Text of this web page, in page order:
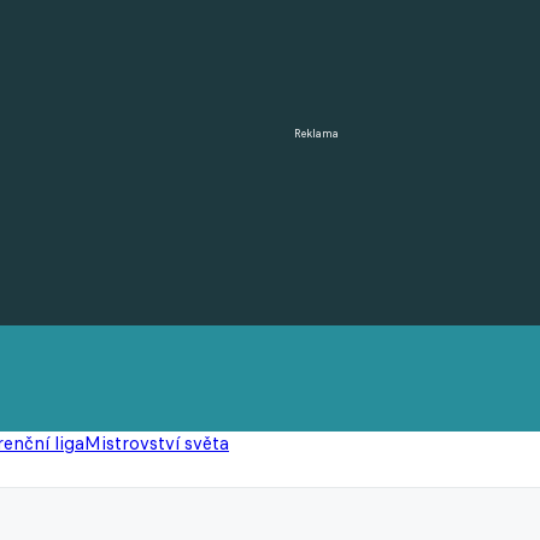
Reklama
ligaMistrovství světa